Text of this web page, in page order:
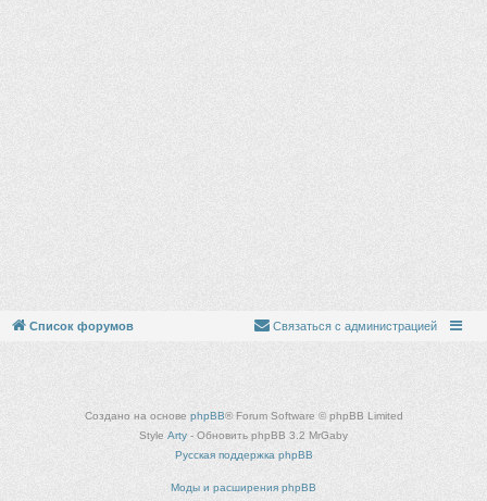
Список форумов Связаться с администрацией
Создано на основе phpBB® Forum Software © phpBB Limited
Style Arty - Обновить phpBB 3.2 MrGaby
Русская поддержка phpBB
Моды и расширения phpBB